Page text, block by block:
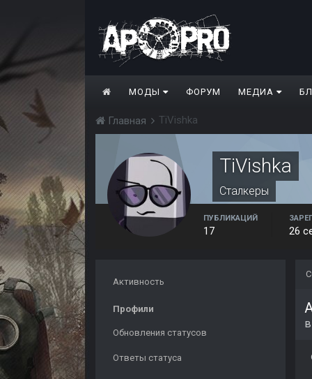
МОДЫ ФОРУМ МЕДИА
Главная TiVishka
TiVishka
Сталкеры
ПУБЛИКАЦИЙ
17 26
Активность
Профили
Обновления статусов
Ответы статуса